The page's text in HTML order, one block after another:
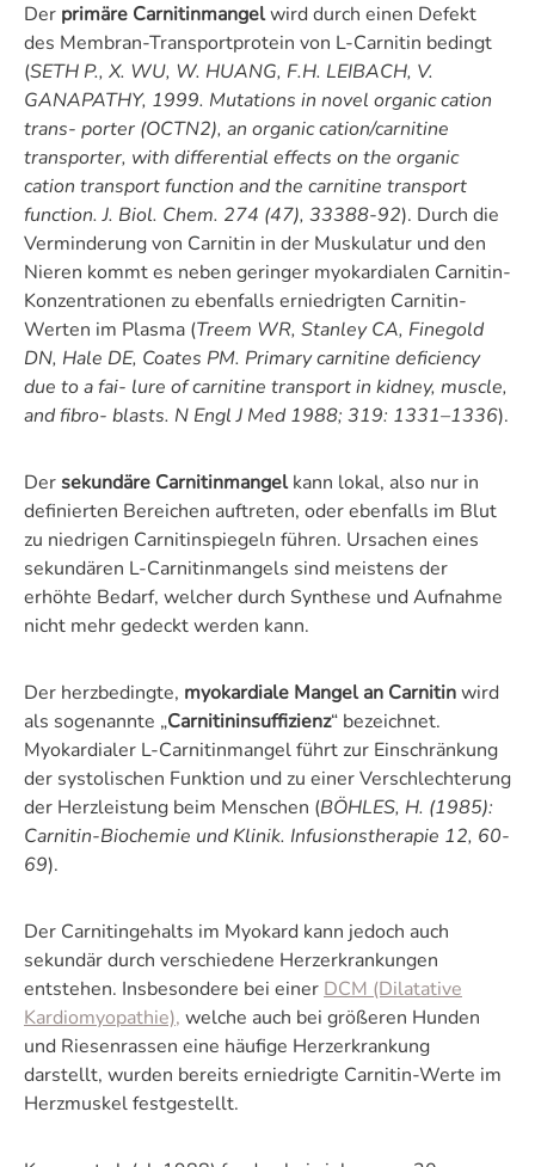
Der primäre Carnitinmangelwird durch einen Defekt
des Membran-Transportprotein von L-Carnitin bedingt
(SETH P., X. WU, W. HUANG, F.H. LEIBACH, V.
GANAPATHY, 1999. Mutations in novel organic cation
trans- porter (OCTN2), an organic cation/carnitine
transporter, with differential effects on the organic
cation transport function and the carnitine transport
function. J. Biol. Chem. 274 (47), 33388-92). Durch die
Verminderung von Carnitin in der Muskulatur und den
Nieren kommt es neben geringer myokardialen Carnitin-
Konzentrationen zu ebenfalls erniedrigten Carnitin-
Werten im Plasma (Treem WR, Stanley CA, Finegold
DN, Hale DE, Coates PM. Primary carnitine deficiency
due to a fai- lure of carnitine transport in kidney, muscle,
and fibro- blasts. N Engl J Med 1988; 319: 1331–1336).
Dersekundäre Carnitinmangelkann lokal, also nur in
definierten Bereichen auftreten, oder ebenfalls im Blut
zu niedrigen Carnitinspiegeln führen. Ursachen eines
sekundären L-Carnitinmangels sind meistens der
erhöhte Bedarf, welcher durch Synthese und Aufnahme
nicht mehr gedeckt werden kann.
Der herzbedingte, myokardiale Mangel an Carnitinwird
als sogenannte „Carnitininsuffizienz“ bezeichnet.
Myokardialer L-Carnitinmangel führt zur Einschränkung
der systolischen Funktion und zu einer Verschlechterung
der Herzleistung beim Menschen (BÖHLES, H. (1985):
Carnitin-Biochemie und Klinik. Infusionstherapie 12, 60-
69).
Der Carnitingehalts im Myokard kann jedoch auch
sekundär durch verschiedene Herzerkrankungen
entstehen. Insbesondere bei einer DCM (Dilatative
Kardiomyopathie), welche auch bei größeren Hunden
und Riesenrassen eine häufige Herzerkrankung
darstellt, wurden bereits erniedrigte Carnitin-Werte im
Herzmuskel festgestellt.